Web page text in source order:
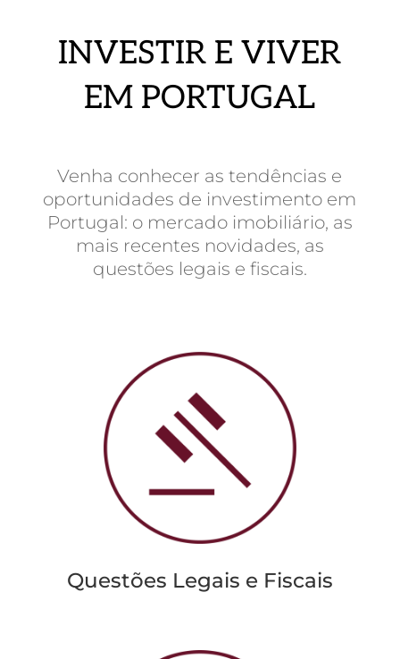
INVESTIR E VIVER
EM PORTUGAL
Venha conhecer as tendências e
oportunidades de investimento em
Portugal: o mercado imobiliário, as
mais recentes novidades, as
questões legais e fiscais.
Questões Legais e Fiscais